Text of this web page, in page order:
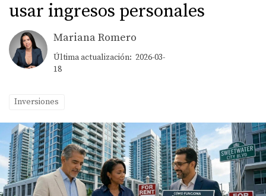
usar ingresos personales
Mariana Romero
Última actualización: 2026-03-
18
Inversiones